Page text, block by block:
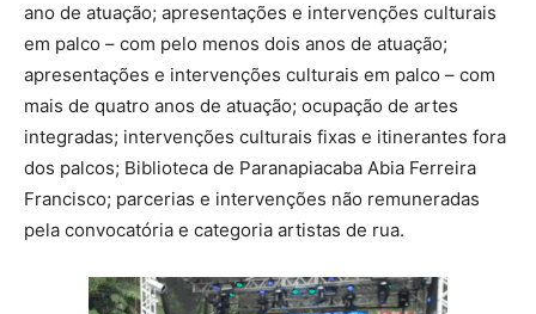
ano de atuação; apresentações e intervenções culturais
em palco – com pelo menos dois anos de atuação;
apresentações e intervenções culturais em palco – com
mais de quatro anos de atuação; ocupação de artes
integradas; intervenções culturais fixas e itinerantes fora
dos palcos; Biblioteca de Paranapiacaba Abia Ferreira
Francisco; parcerias e intervenções não remuneradas
pela convocatória e categoria artistas de rua.